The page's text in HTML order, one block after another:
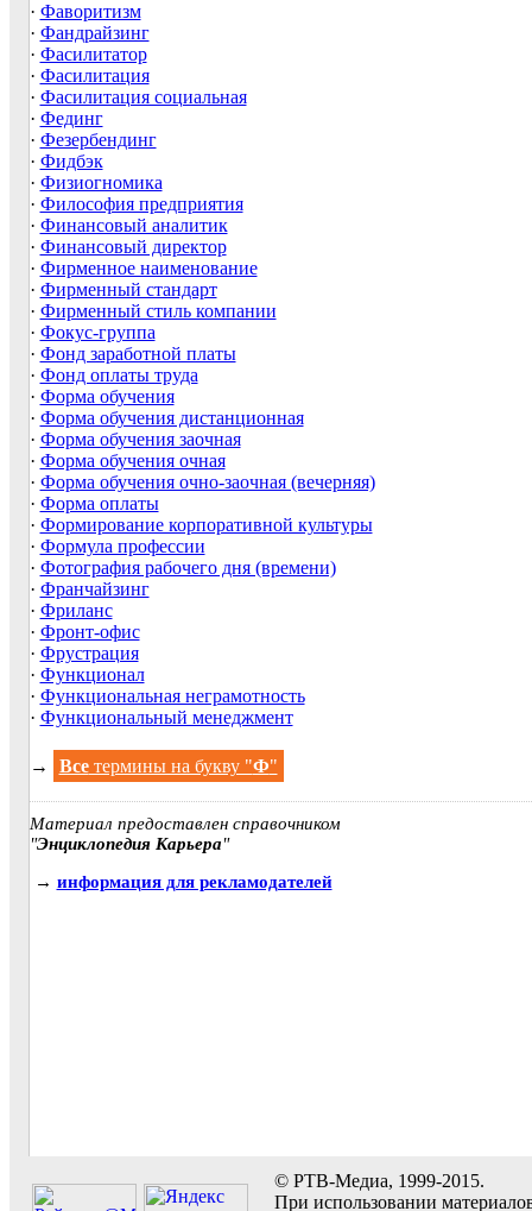
· Фаворитизм
· Фандрайзинг
· Фасилитатор
· Фасилитация
· Фасилитация социальная
· Фединг
· Фезербендинг
· Фидбэк
· Физиогномика
· Философия предприятия
· Финансовый аналитик
· Финансовый директор
· Фирменное наименование
· Фирменный стандарт
· Фирменный стиль компании
· Фокус-группа
· Фонд заработной платы
· Фонд оплаты труда
· Форма обучения
· Форма обучения дистанционная
· Форма обучения заочная
· Форма обучения очная
· Форма обучения очно-заочная (вечерняя)
· Форма оплаты
· Формирование корпоративной культуры
· Формула профессии
· Фотография рабочего дня (времени)
· Франчайзинг
· Фриланс
· Фронт-офис
· Фрустрация
· Функционал
· Функциональная неграмотность
· Функциональный менеджмент
→ Всетермины на букву "Ф"
Материал предоставлен справочником
"Энциклопедия Карьера"
→ информация для рекламодателей
© РТВ-Медиа, 1999-2015.
При использовании